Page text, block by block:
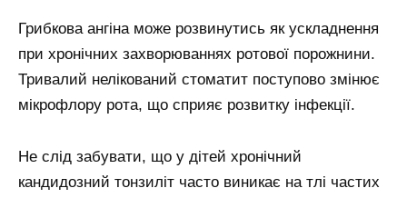
Грибкова ангіна може розвинутись як ускладнення
при хронічних захворюваннях ротової порожнини.
Тривалий нелікований стоматит поступово змінює
мікрофлору рота, що сприяє розвитку інфекції.
Не слід забувати, що у дітей хронічний
кандидозний тонзиліт часто виникає на тлі частих